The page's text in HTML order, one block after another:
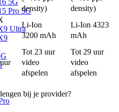
5G
Pro 5G
Ultra
density)
density)
Li-Ion
3200 mAh
Li-Ion 4323
mAh
Tot 23 uur
video
afspelen
Tot 29 uur
video
afspelen
bij je provider?